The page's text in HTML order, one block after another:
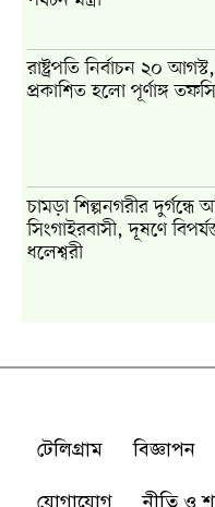
টেলিগ্রাম বিজ্ঞাপন
যোগাযোগ নীতি ও